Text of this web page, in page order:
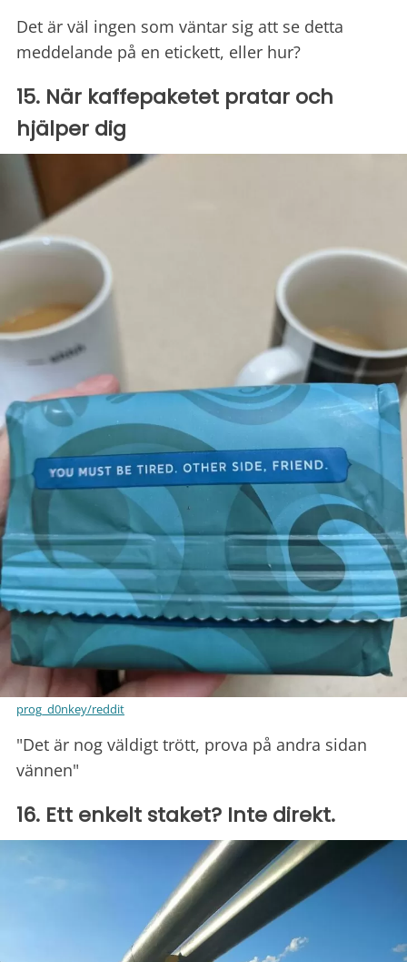
Det är väl ingen som väntar sig att se detta
meddelande på en etickett, eller hur?
15. När kaffepaketet pratar och
hjälper dig
prog_d0nkey/reddit
"Det är nog väldigt trött, prova på andra sidan
vännen"
16. Ett enkelt staket? Inte direkt.